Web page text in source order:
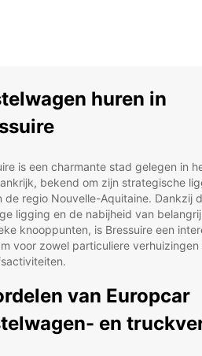
huren in
is een charmante stad gelegen in
bekend om zijn strategische
de regio Nouvelle-Aquitaine. Dankzij
ligging en de nabijheid van
knooppunten, is Bressuire een
voor zowel particuliere verhuizingen
van Europcar
en